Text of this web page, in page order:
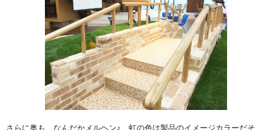
さらに奥も、なんだかメルヘン♪ 虹の色は製品のイメージカラーだそ